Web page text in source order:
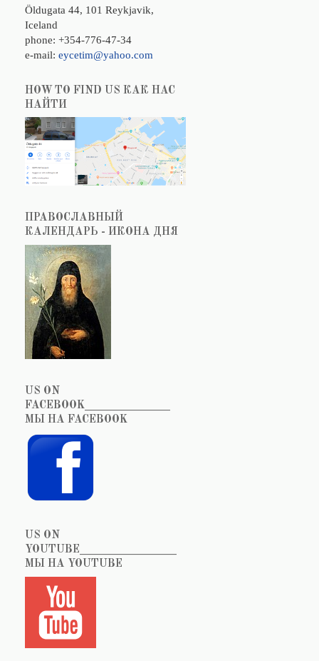
Öldugata 44, 101 Reykjavik,
Iceland
phone: +354-776-47-34
e-mail: eycetim@yahoo.com
HOW TO FIND US КАК НАС
НАЙТИ
ПРАВОСЛАВНЫЙ
КАЛЕНДАРЬ - ИКОНА ДНЯ
US ON
FACEBOOK_______________
МЫ НА FACEBOOK
US ON
YOUTUBE_________________
МЫ НА YOUTUBE